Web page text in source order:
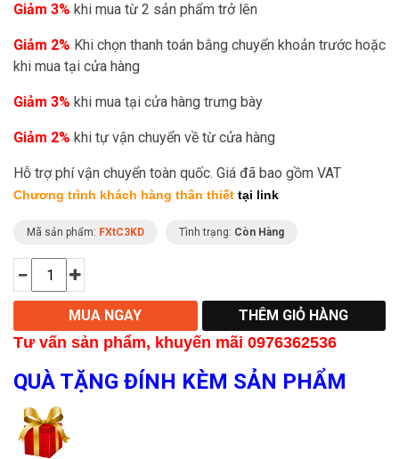
Giảm 3% khi mua từ 2 sản phẩm trở lên
Giảm 2% Khi chọn thanh toán bằng chuyển khoản trước hoặc
khi mua tại cửa hàng
Giảm 3% khi mua tại cửa hàng trưng bày
Giảm 2% khi tự vận chuyển về từ cửa hàng
Hỗ trợ phí vận chuyển toàn quốc. Giá đã bao gồm VAT
Chương trình khách hàng thân thiết tại link
Mã sản phẩm: FXtC3KD Tình trạng: Còn Hàng
Tư vấn sản phẩm, khuyến mãi 0976362536
QUÀ TẶNG ĐÍNH KÈM SẢN PHẨM